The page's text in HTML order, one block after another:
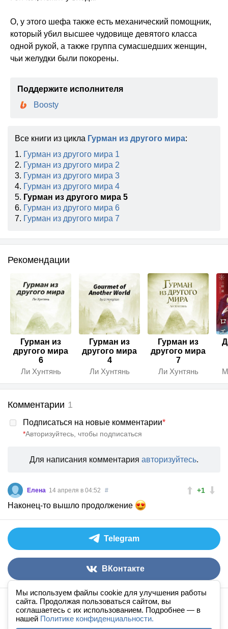
Мы используем файлы cookie для улучшения работы
сайта. Продолжая пользоваться сайтом, вы
соглашаетесь с их использованием. Подробнее — в
нашей Политике конфиденциальности.
О, у этого шефа также есть механический помощник,
который убил высшее чудовище девятого класса
одной рукой, а также группа сумасшедших женщин,
чьи желудки были покорены.
Поддержите исполнителя
Boosty
Все книги из цикла Гурман из другого мира:
1. Гурман из другого мира 1
2. Гурман из другого мира 2
3. Гурман из другого мира 3
4. Гурман из другого мира 4
5. Гурман из другого мира 5
6. Гурман из другого мира 6
7. Гурман из другого мира 7
Рекомендации
Гурман из
другого мира
6
Ли Хунтянь
Гурман из
другого мира
4
Ли Хунтянь
Гурман из
другого мира
7
Ли Хунтянь
Комментарии 1
Подписаться на новые комментарии*
*Авторизуйтесь, чтобы подписаться
Для написания комментария авторизуйтесь.
+1
Елена 14 апреля в 04:52 #
Наконец-то вышло продолжение
Telegram
ВКонтакте
Аудиокниги слушать онлайн книгав ухе
По всем вопросам:admin@knigavuhe.ru